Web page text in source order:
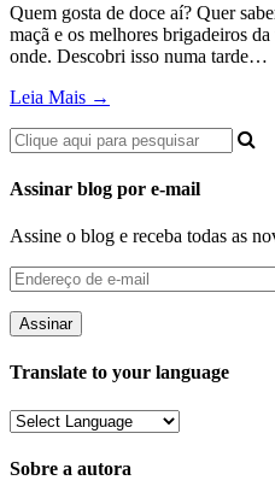
Quem gosta de doce aí? Quer
maçã e os melhores brigadeiros
onde. Descobri isso numa tarde…
Leia Mais →
Assinar blog por e-mail
Assine o blog e receba todas as
Endereço
de
e-
mail
Translate to your language
Sobre a autora